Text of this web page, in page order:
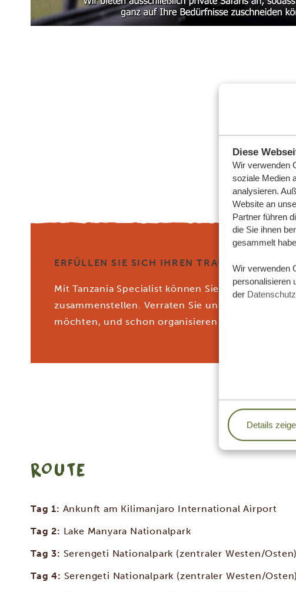
Diese
Wir verwenden
soziale Medien
analysieren.
Website an
Partner führen
die Sie ihnen
gesammelt
Wir verwenden
personalisieren
der
Details
ERFÜLLEN SIE SICH IHREN TRAUMURLAUB
Mit Tanzania Specialist können Sie sich Ihren
zusammenstellen. Verraten Sie unseren
möchten, und schon organisieren sie Ihre
ROUTE
Tag 1: Ankunft am Kilimanjaro International Airport
Tag 2: Lake Manyara Nationalpark
Tag 3: Serengeti Nationalpark (zentraler Westen/Osten)
Tag 4: Serengeti Nationalpark (zentraler Westen/Osten)